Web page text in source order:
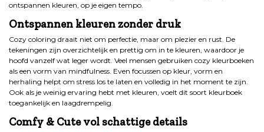
ontspannen kleuren, op je eigen tempo.
Ontspannen kleuren zonder druk
Cozy coloring draait niet om perfectie, maar om plezier en rust. De
tekeningen zijn overzichtelijk en prettig om in te kleuren, waardoor je
hoofd vanzelf wat leger wordt. Veel mensen gebruiken cozy kleurboeken
als een vorm van mindfulness. Even focussen op kleur, vorm en
herhaling helpt om stress los te laten en volledig in het moment te zijn.
Ook als je weinig ervaring hebt met kleuren, voelt dit soort kleurboek
toegankelijk en laagdrempelig.
Comfy & Cute vol schattige details